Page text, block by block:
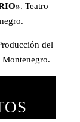
. Teatro
del